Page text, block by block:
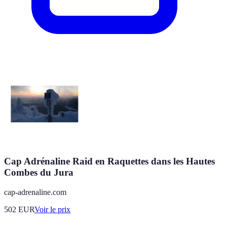
Cap Adrénaline Raid en Raquettes dans les Hautes
Combes du Jura
cap-adrenaline.com
502 EURVoir le prix